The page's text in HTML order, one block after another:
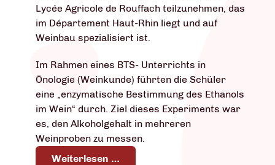
Lycée Agricole de Rouffach teilzunehmen, das
im Département Haut-Rhin liegt und auf
Weinbau spezialisiert ist.
Im Rahmen eines BTS- Unterrichts in
Önologie (Weinkunde) führten die Schüler
eine „enzymatische Bestimmung des Ethanols
im Wein“ durch. Ziel dieses Experiments war
es, den Alkoholgehalt in mehreren
Weinproben zu messen.
Weiterlesen …